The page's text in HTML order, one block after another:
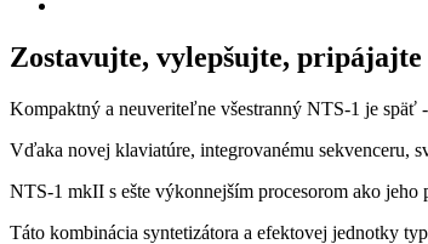
Zostavujte, vylepšujte,
Kompaktný a neuveriteľne všestranný NTS-1 je
Vďaka novej klaviatúre, integrovanému sekvenceru,
NTS-1 mkII s ešte výkonnejším procesorom ako
Táto kombinácia syntetizátora a efektovej jednotky